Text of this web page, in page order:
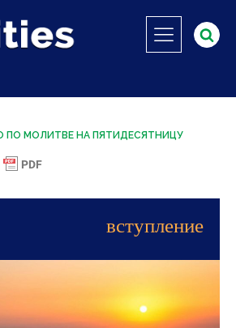
ПО МОЛИТВЕ НА ПЯТИДЕСЯТНИЦУ
вступление